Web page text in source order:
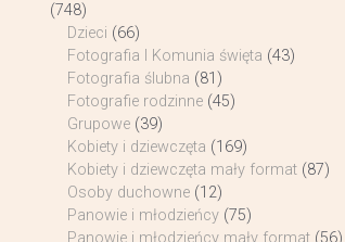
(748)
Dzieci (66)
Fotografia I Komunia święta (43)
Fotografia ślubna (81)
Fotografie rodzinne (45)
Grupowe (39)
Kobiety i dziewczęta (169)
Kobiety i dziewczęta mały format (87)
Osoby duchowne (12)
Panowie i młodzieńcy (75)